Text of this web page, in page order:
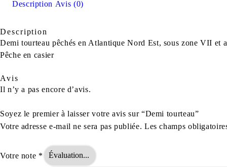
Description Avis (0)
Description
Demi tourteau pêchés en Atlantique Nord Est, sous zone VII et
Pêche en casier
Avis
Il n’y a pas encore d’avis.
Soyez le premier à laisser votre avis sur “Demi tourteau”
Votre adresse e-mail ne sera pas publiée. Les champs
Votre note *